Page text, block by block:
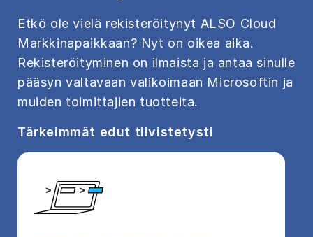
Etkö ole vielä rekisteröitynyt ALSO Cloud
Markkinapaikkaan? Nyt on oikea aika.
Rekisteröityminen on ilmaista ja antaa sinulle
pääsyn valtavaan valikoimaan Microsoftin ja
muiden toimittajien tuotteita.
Tärkeimmät edut tiivistetysti